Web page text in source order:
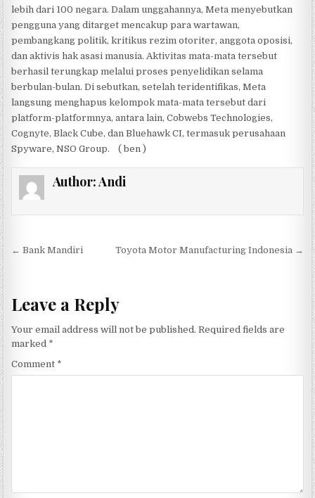
lebih dari 100 negara. Dalam unggahannya, Meta menyebutkan
pengguna yang ditarget mencakup para wartawan,
pembangkang politik, kritikus rezim otoriter, anggota oposisi,
dan aktivis hak asasi manusia. Aktivitas mata-mata tersebut
berhasil terungkap melalui proses penyelidikan selama
berbulan-bulan. Di sebutkan, setelah teridentifikas, Meta
langsung menghapus kelompok mata-mata tersebut dari
platform-platformnya, antara lain, Cobwebs Technologies,
Cognyte, Black Cube, dan Bluehawk CI, termasuk perusahaan
Spyware, NSO Group. ( ben )
Author:Andi
Post navigation
← Bank Mandiri Toyota Motor Manufacturing Indonesia →
Leave a Reply
Your email address will not be published. Required fields are
marked *
Comment *